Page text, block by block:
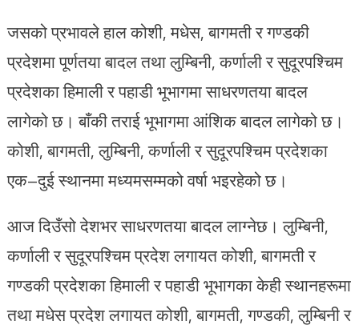
जसको प्रभावले हाल कोशी, मधेस, बागमती र गण्डकी
प्रदेशमा पूर्णतया बादल तथा लुम्बिनी, कर्णाली र सुदूरपश्चिम
प्रदेशका हिमाली र पहाडी भूभागमा साधरणतया बादल
लागेको छ। बाँकी तराई भूभागमा आंशिक बादल लागेको छ।
कोशी, बागमती, लुम्बिनी, कर्णाली र सुदूरपश्चिम प्रदेशका
एक–दुई स्थानमा मध्यमसम्मको वर्षा भइरहेको छ।
आज दिउँसो देशभर साधरणतया बादल लाग्नेछ। लुम्बिनी,
कर्णाली र सुदूरपश्चिम प्रदेश लगायत कोशी, बागमती र
गण्डकी प्रदेशका हिमाली र पहाडी भूभागका केही स्थानहरूमा
तथा मधेस प्रदेश लगायत कोशी, बागमती, गण्डकी, लुम्बिनी र